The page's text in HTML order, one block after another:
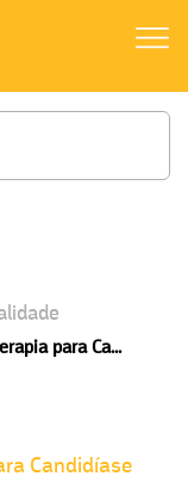
para Ca...
Candidíase